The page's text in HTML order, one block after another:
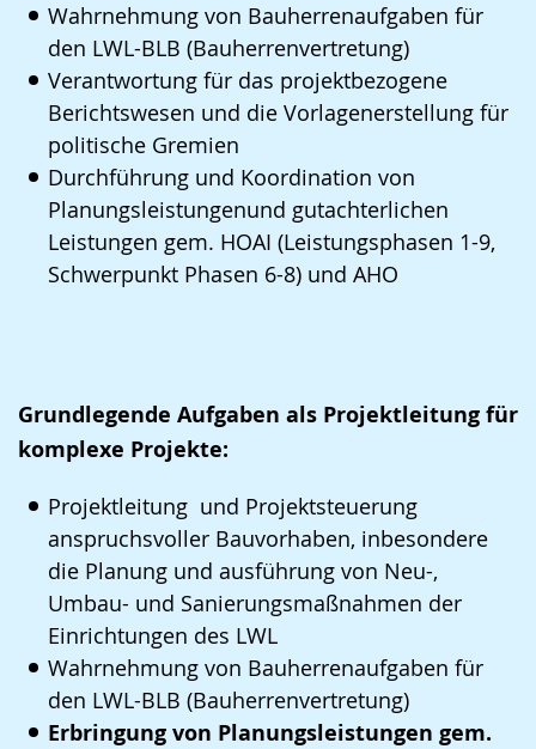
Wahrnehmung von Bauherrenaufgaben für
den LWL-BLB (Bauherrenvertretung)
Verantwortung für das projektbezogene
Berichtswesen und die Vorlagenerstellung für
politische Gremien
Durchführung und Koordination von
Planungsleistungenund gutachterlichen
Leistungen gem. HOAI (Leistungsphasen 1-9,
Schwerpunkt Phasen 6-8) und AHO
Grundlegende Aufgaben als Projektleitung für
komplexe Projekte:
Projektleitung und Projektsteuerung
anspruchsvoller Bauvorhaben, inbesondere
die Planung und ausführung von Neu-,
Umbau- und Sanierungsmaßnahmen der
Einrichtungen des LWL
Wahrnehmung von Bauherrenaufgaben für
den LWL-BLB (Bauherrenvertretung)
Erbringung von Planungsleistungen gem.